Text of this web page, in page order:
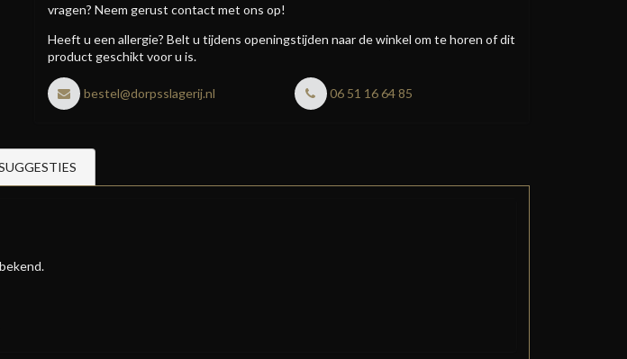
vragen? Neem gerust contact met ons op!
Heeft u een allergie? Belt u tijdens openingstijden naar de winkel om te horen of dit
product geschikt voor u is.
bestel@dorpsslagerij.nl 06 51 16 64 85